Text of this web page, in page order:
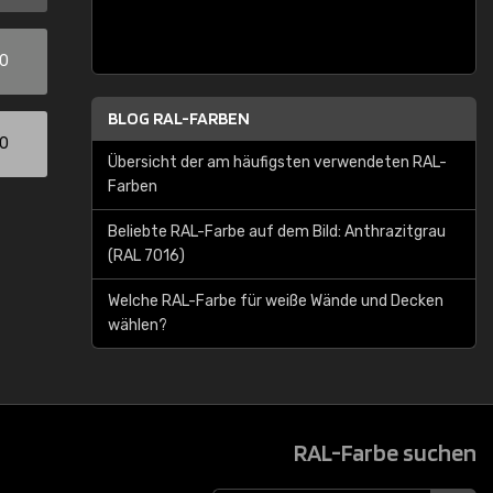
BLOG RAL-FARBEN
Übersicht der am häufigsten verwendeten RAL-
Farben
Beliebte RAL-Farbe auf dem Bild: Anthrazitgrau
(RAL 7016)
Welche RAL-Farbe für weiße Wände und Decken
wählen?
RAL-Farbe suchen